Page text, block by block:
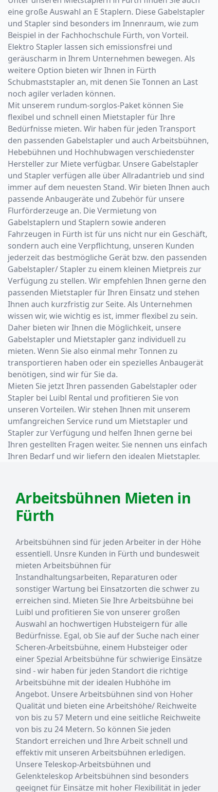
eine große Auswahl an E Staplern. Diese Gabelstapler
und Stapler sind besonders im Innenraum, wie zum
Beispiel in der Fachhochschule Fürth, von Vorteil.
Elektro Stapler lassen sich emissionsfrei und
geräuscharm in Ihrem Unternehmen bewegen. Als
weitere Option bieten wir Ihnen in Fürth
Schubmaststapler an, mit denen Sie Tonnen an Last
noch agiler verladen können.
Mit unserem rundum-sorglos-Paket können Sie
flexibel und schnell einen Mietstapler für Ihre
Bedürfnisse mieten. Wir haben für jeden Transport
den passenden Gabelstapler und auch Arbeitsbühnen,
Hebebühnen und Hochhubwagen verschiedenster
Hersteller zur Miete verfügbar. Unsere Gabelstapler
und Stapler verfügen alle über Allradantrieb und sind
immer auf dem neuesten Stand. Wir bieten Ihnen auch
passende Anbaugeräte und Zubehör für unsere
Flurförderzeuge an. Die Vermietung von
Gabelstaplern und Staplern sowie anderen
Fahrzeugen in Fürth ist für uns nicht nur ein Geschäft,
sondern auch eine Verpflichtung, unseren Kunden
jederzeit das bestmögliche Gerät bzw. den passenden
Gabelstapler/ Stapler zu einem kleinen Mietpreis zur
Verfügung zu stellen. Wir empfehlen Ihnen gerne den
passenden Mietstapler für Ihren Einsatz und stehen
Ihnen auch kurzfristig zur Seite. Als Unternehmen
wissen wir, wie wichtig es ist, immer flexibel zu sein.
Daher bieten wir Ihnen die Möglichkeit, unsere
Gabelstapler und Mietstapler ganz individuell zu
mieten. Wenn Sie also einmal mehr Tonnen zu
transportieren haben oder ein spezielles Anbaugerät
benötigen, sind wir für Sie da.
Mieten Sie jetzt Ihren passenden Gabelstapler oder
Stapler bei Luibl Rental und profitieren Sie von
unseren Vorteilen. Wir stehen Ihnen mit unserem
umfangreichen Service rund um Mietstapler und
Stapler zur Verfügung und helfen Ihnen gerne bei
Ihren gestellten Fragen weiter. Sie nennen uns einfach
Ihren Bedarf und wir liefern den idealen Mietstapler.
Arbeitsbühnen Mieten in
Fürth
Arbeitsbühnen sind für jeden Arbeiter in der Höhe
essentiell. Unsre Kunden in Fürth und bundesweit
mieten Arbeitsbühnen für
Instandhaltungsarbeiten, Reparaturen oder
sonstiger Wartung bei Einsatzorten die schwer zu
erreichen sind. Mieten Sie Ihre Arbeitsbühne bei
Luibl und profitieren Sie von unserer großen
Auswahl an hochwertigen Hubsteigern für alle
Bedürfnisse. Egal, ob Sie auf der Suche nach einer
Scheren-Arbeitsbühne, einem Hubsteiger oder
einer Spezial Arbeitsbühne für schwierige Einsätze
sind - wir haben für jeden Standort die richtige
Arbeitsbühne mit der idealen Hubhöhe im
Angebot. Unsere Arbeitsbühnen sind von Hoher
Qualität und bieten eine Arbeitshöhe/ Reichweite
von bis zu 57 Metern und eine seitliche Reichweite
von bis zu 24 Metern. So können Sie jeden
Standort erreichen und Ihre Arbeit schnell und
effektiv mit unseren Arbeitsbühnen erledigen.
Unsere Teleskop-Arbeitsbühnen und
Gelenkteleskop Arbeitsbühnen sind besonders
geeignet für Einsätze mit hoher Flexibilität in jeder